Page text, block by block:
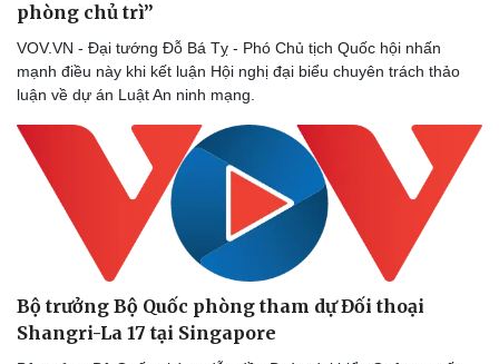
phòng chủ trì”
VOV.VN - Đại tướng Đỗ Bá Tỵ - Phó Chủ tịch Quốc hội nhấn
mạnh điều này khi kết luận Hội nghị đại biểu chuyên trách thảo
luận về dự án Luật An ninh mạng.
Bộ trưởng Bộ Quốc phòng tham dự Đối thoại
Shangri-La 17 tại Singapore